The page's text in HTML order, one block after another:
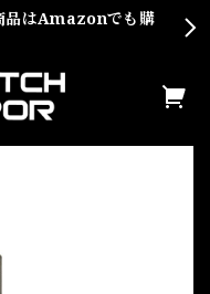
品はAmazonでも購